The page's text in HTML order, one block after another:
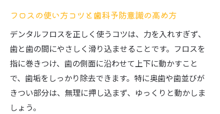
歯科が教えるフロスで安全に歯石除去する
デンタルフロスで歯石や汚れを落とす歯科
流コツ
歯科専門家直伝フロスで安全ケアのポイン
ト
フロスの使い方コツと歯科予防意識の高め方
デンタルフロスを正しく使うコツは、力を入れすぎず、
歯と歯の間にやさしく滑り込ませることです。フロスを
指に巻きつけ、歯の側面に沿わせて上下に動かすこと
で、歯垢をしっかり除去できます。特に奥歯や歯並びが
きつい部分は、無理に押し込まず、ゆっくりと動かしま
しょう。